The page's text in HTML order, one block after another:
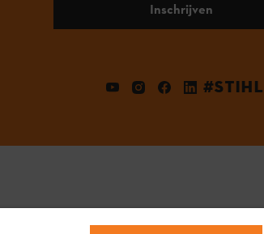
Inschrijven
#STIHL